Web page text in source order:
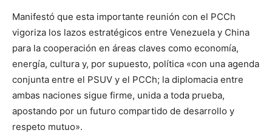
Manifestó que esta importante reunión con el PCCh
vigoriza los lazos estratégicos entre Venezuela y China
para la cooperación en áreas claves como economía,
energía, cultura y, por supuesto, política «con una agenda
conjunta entre el PSUV y el PCCh; la diplomacia entre
ambas naciones sigue firme, unida a toda prueba,
apostando por un futuro compartido de desarrollo y
respeto mutuo».